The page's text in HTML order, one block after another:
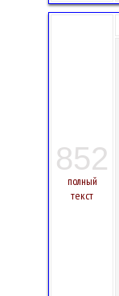
852
полный
текст